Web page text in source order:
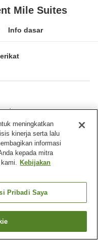
Mile Suites
Info dasar
renang luar ruangan
Cook County
Chicago
meningkatkan
kinerja serta lalu
informasi
kepada mitra
Kebijakan
Pribadi Saya